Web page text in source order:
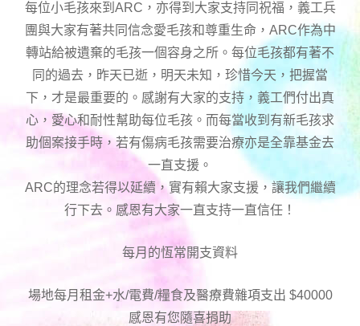
每位小毛孩來到ARC，亦得到大家支持同祝福，義工兵
團與大家有著共同信念愛毛孩和尊重生命，ARC作為中
轉站給被遺棄的毛孩一個容身之所。每位毛孩都有著不
同的過去，昨天已逝，明天未知，珍惜今天，把握當
下，才是最重要的。感謝有大家的支持，義工們付出真
心，愛心和耐性幫助每位毛孩。而每當收到有新毛孩求
助個案接手時，若有傷病毛孩需要治療亦是全靠基金去
一直支援。
ARC的理念若得以延續，實有賴大家支援，讓我們繼續
行下去。感恩有大家一直支持一直信任！
每月的恆常開支資料
場地每月租金+水/電費/糧食及醫療費雜項支出 $40000
感恩有您隨喜捐助